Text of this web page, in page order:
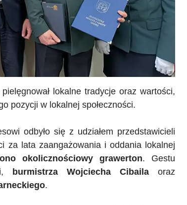
lokalne tradycje oraz wartości,
pozycji w lokalnej społeczności.
odbyło się z udziałem przedstawicieli
za lata zaangażowania i oddania lokalnej
okolicznościowy grawerton. Gestu
burmistrza Wojciecha Cibailaoraz
.